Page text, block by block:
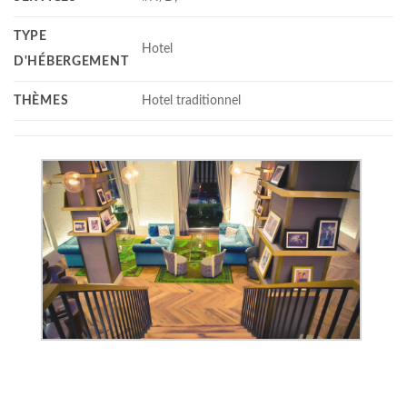
TYPE
D'HÉBERGEMENT
Hotel
THÈMES Hotel traditionnel